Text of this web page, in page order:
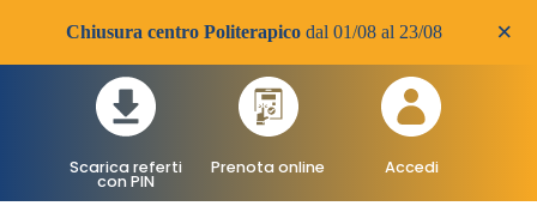
Chiusura centro Politerapicodal 01/08 al 23/08 ×
Scarica referti
con PIN
Prenota online Accedi